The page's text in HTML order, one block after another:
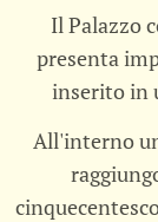
Il Palazzo
presenta
inserito in
All'interno